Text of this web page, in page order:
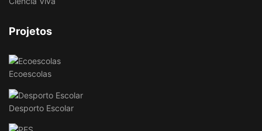
Projetos
Ecoescolas
Desporto Escolar